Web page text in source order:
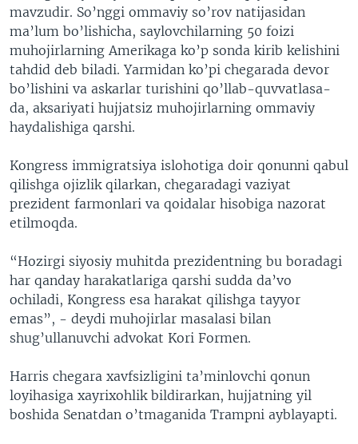
mavzudir. So’nggi ommaviy so’rov natijasidan
ma’lum bo’lishicha, saylovchilarning 50 foizi
muhojirlarning Amerikaga ko’p sonda kirib kelishini
tahdid deb biladi. Yarmidan ko’pi chegarada devor
bo’lishini va askarlar turishini qo’llab-quvvatlasa-
da, aksariyati hujjatsiz muhojirlarning ommaviy
haydalishiga qarshi.
Kongress immigratsiya islohotiga doir qonunni qabul
qilishga ojizlik qilarkan, chegaradagi vaziyat
prezident farmonlari va qoidalar hisobiga nazorat
etilmoqda.
“Hozirgi siyosiy muhitda prezidentning bu boradagi
har qanday harakatlariga qarshi sudda da’vo
ochiladi, Kongress esa harakat qilishga tayyor
emas”, - deydi muhojirlar masalasi bilan
shug’ullanuvchi advokat Kori Formen.
Harris chegara xavfsizligini ta’minlovchi qonun
loyihasiga xayrixohlik bildirarkan, hujjatning yil
boshida Senatdan o’tmaganida Trampni ayblayapti.